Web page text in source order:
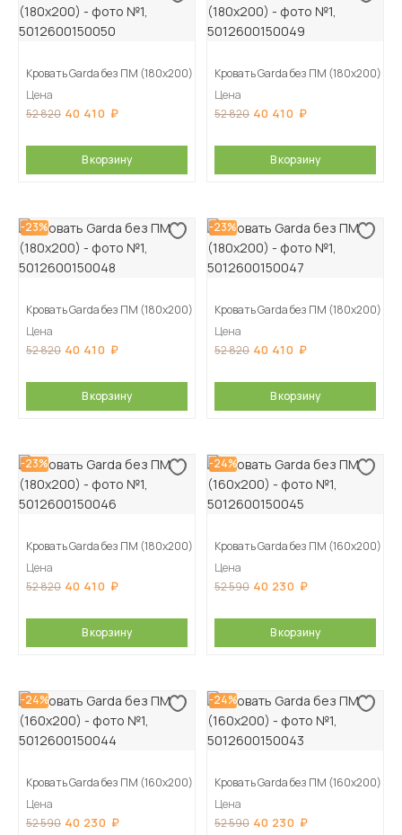
Кровать Garda без ПМ (180х200)
Цена
52 820 40 410
В корзину
Кровать Garda без ПМ (180х200)
Цена
52 820 40 410
В корзину
-23%
Кровать Garda без ПМ (180х200)
Цена
52 820 40 410
В корзину
-23%
Кровать Garda без ПМ (180х200)
Цена
52 820 40 410
В корзину
-23%
Кровать Garda без ПМ (180х200)
Цена
52 820 40 410
В корзину
-24%
Кровать Garda без ПМ (160х200)
Цена
52 590 40 230
В корзину
-24%
Кровать Garda без ПМ (160х200)
Цена
52 590 40 230
-24%
Кровать Garda без ПМ (160х200)
Цена
52 590 40 230